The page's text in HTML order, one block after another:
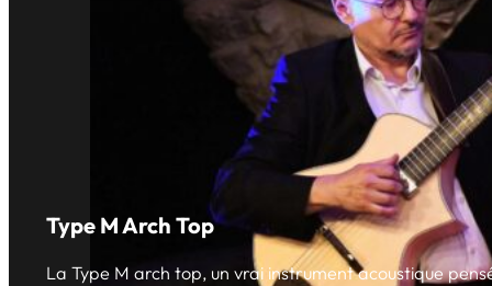
Type M Arch Top
La Type M arch top, un vrai instrument acoustique